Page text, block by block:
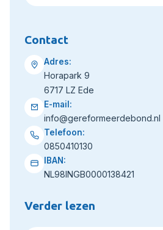
Contact
Adres:
Horapark 9
6717 LZ Ede
E-mail:
info@gereformeerdebond.nl
Telefoon:
0850410130
IBAN:
NL98INGB0000138421
Verder lezen